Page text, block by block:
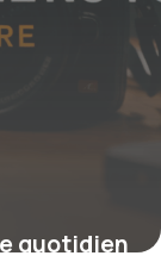
quotidien